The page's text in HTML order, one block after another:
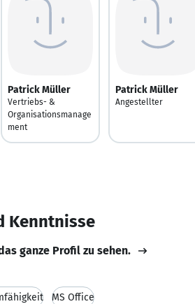
Patrick Müller
Vertriebs- &
Organisationsmanage
ment
Patrick Müller
Angestellter
Kenntnisse
ganze Profil zu sehen.
MS Office